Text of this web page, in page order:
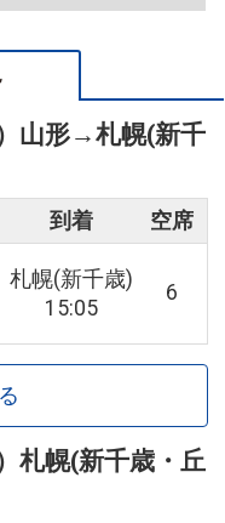
山形→札幌(新千
到着 空席
札幌(新千歳)
15:05
6
札幌(新千歳・丘